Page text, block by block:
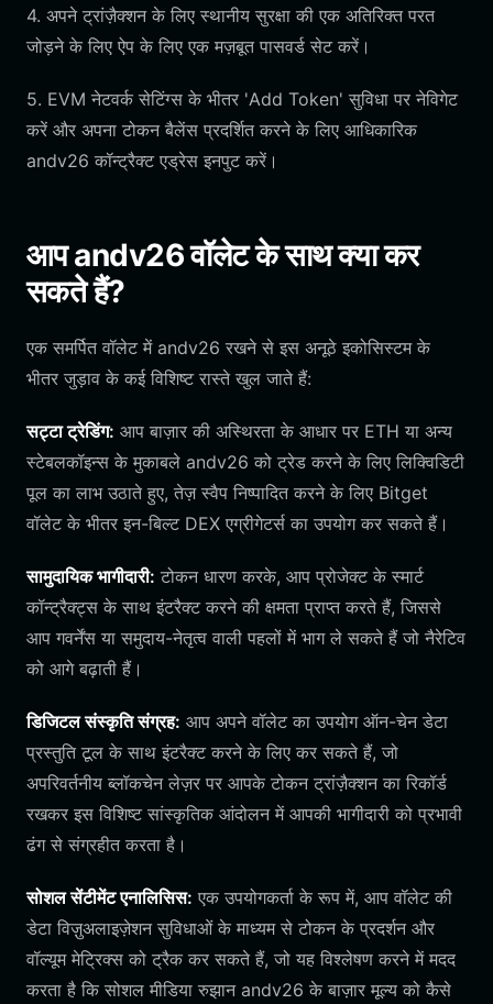
4. अपने ट्रांज़ैक्शन के लिए स्थानीय सुरक्षा की एक अतिरिक्त परत
जोड़ने के लिए ऐप के लिए एक मज़बूत पासवर्ड सेट करें।
5. EVM नेटवर्क सेटिंग्स के भीतर 'Add Token' सुविधा पर नेविगेट
करें और अपना टोकन बैलेंस प्रदर्शित करने के लिए आधिकारिक
andv26 कॉन्ट्रैक्ट एड्रेस इनपुट करें।
आप andv26 वॉलेट के साथ क्या कर
सकते हैं?
एक समर्पित वॉलेट में andv26 रखने से इस अनूठे इकोसिस्टम के
भीतर जुड़ाव के कई विशिष्ट रास्ते खुल जाते हैं:
सट्टा ट्रेडिंग: आप बाज़ार की अस्थिरता के आधार पर ETH या अन्य
स्टेबलकॉइन्स के मुकाबले andv26 को ट्रेड करने के लिए लिक्विडिटी
पूल का लाभ उठाते हुए, तेज़ स्वैप निष्पादित करने के लिए Bitget
वॉलेट के भीतर इन-बिल्ट DEX एग्रीगेटर्स का उपयोग कर सकते हैं।
सामुदायिक भागीदारी: टोकन धारण करके, आप प्रोजेक्ट के स्मार्ट
कॉन्ट्रैक्ट्स के साथ इंटरैक्ट करने की क्षमता प्राप्त करते हैं, जिससे
आप गवर्नेंस या समुदाय-नेतृत्व वाली पहलों में भाग ले सकते हैं जो नैरेटिव
को आगे बढ़ाती हैं।
डिजिटल संस्कृति संग्रह: आप अपने वॉलेट का उपयोग ऑन-चेन डेटा
प्रस्तुति टूल के साथ इंटरैक्ट करने के लिए कर सकते हैं, जो
अपरिवर्तनीय ब्लॉकचेन लेज़र पर आपके टोकन ट्रांज़ैक्शन का रिकॉर्ड
रखकर इस विशिष्ट सांस्कृतिक आंदोलन में आपकी भागीदारी को प्रभावी
ढंग से संग्रहीत करता है।
सोशल सेंटीमेंट एनालिसिस: एक उपयोगकर्ता के रूप में, आप वॉलेट की
डेटा विज़ुअलाइज़ेशन सुविधाओं के माध्यम से टोकन के प्रदर्शन और
वॉल्यूम मेट्रिक्स को ट्रैक कर सकते हैं, जो यह विश्लेषण करने में मदद
करता है कि सोशल मीडिया रुझान andv26 के बाज़ार मूल्य को कैसे